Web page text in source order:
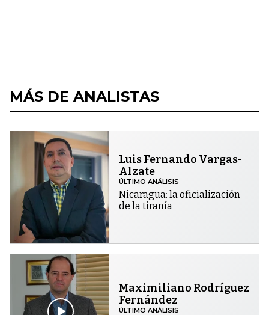
MÁS DE ANALISTAS
Luis Fernando Vargas-
Alzate
ÚLTIMO ANÁLISIS
Nicaragua: la oficialización
de la tiranía
Maximiliano Rodríguez
Fernández
ÚLTIMO ANÁLISIS